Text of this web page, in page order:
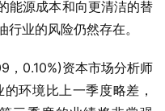
能源成本和向更清洁的替
业的风险仍然存在。
，0.10%)资本市场分析师
环境比上一季度略差，